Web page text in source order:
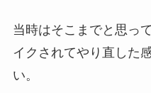
当時はそこまでと思っ
イクされてやり直した
い。